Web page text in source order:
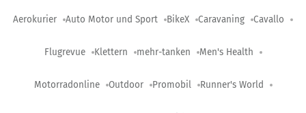
Aerokurier Auto Motor und Sport BikeX Caravaning Cavallo
Flugrevue Klettern mehr-tanken Men's Health
Motorradonline Outdoor Promobil Runner's World